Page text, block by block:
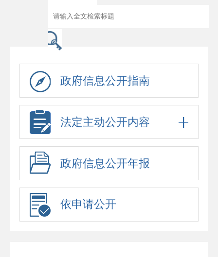
政府信息公开指南
法定主动公开内容
政府信息公开年报
依申请公开